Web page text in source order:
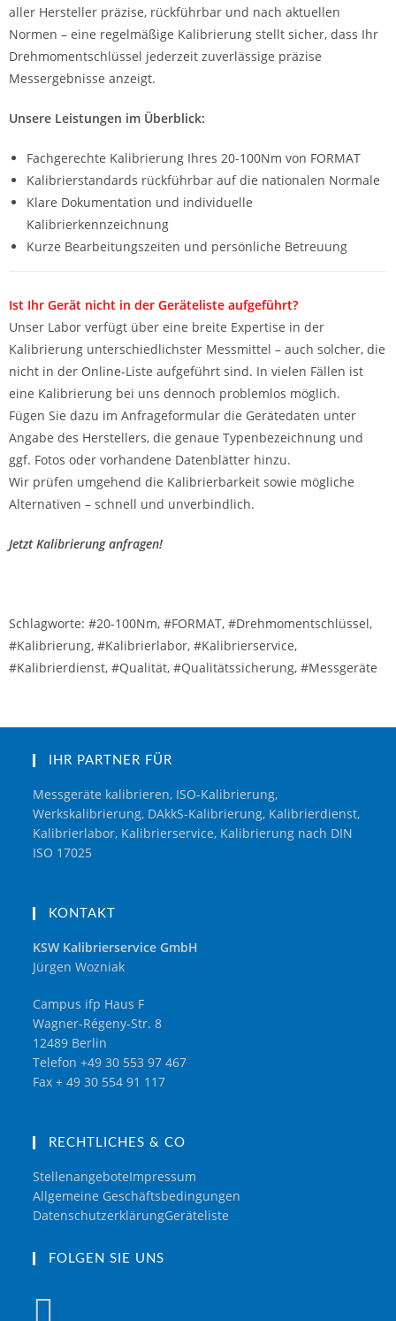
aller Hersteller präzise, rückführbar und nach aktuellen
Normen – eine regelmäßige Kalibrierung stellt sicher, dass Ihr
Drehmomentschlüssel jederzeit zuverlässige präzise
Messergebnisse anzeigt.
Unsere Leistungen im Überblick:
Fachgerechte Kalibrierung Ihres 20-100Nm von FORMAT
Kalibrierstandards rückführbar auf die nationalen Normale
Klare Dokumentation und individuelle
Kalibrierkennzeichnung
Kurze Bearbeitungszeiten und persönliche Betreuung
Ist Ihr Gerät nicht in der Geräteliste aufgeführt?
Unser Labor verfügt über eine breite Expertise in der
Kalibrierung unterschiedlichster Messmittel – auch solcher, die
nicht in der Online-Liste aufgeführt sind. In vielen Fällen ist
eine Kalibrierung bei uns dennoch problemlos möglich.
Fügen Sie dazu im Anfrageformular die Gerätedaten unter
Angabe des Herstellers, die genaue Typenbezeichnung und
ggf. Fotos oder vorhandene Datenblätter hinzu.
Wir prüfen umgehend die Kalibrierbarkeit sowie mögliche
Alternativen – schnell und unverbindlich.
Jetzt Kalibrierung anfragen!
Schlagworte: #20-100Nm, #FORMAT, #Drehmomentschlüssel,
#Kalibrierung, #Kalibrierlabor, #Kalibrierservice,
#Kalibrierdienst, #Qualität, #Qualitätssicherung, #Messgeräte
IHR PARTNER FÜR
Messgeräte kalibrieren, ISO-Kalibrierung,
Werkskalibrierung, DAkkS-Kalibrierung, Kalibrierdienst,
Kalibrierlabor, Kalibrierservice, Kalibrierung nach DIN
ISO 17025
KONTAKT
KSW Kalibrierservice GmbH
Jürgen Wozniak
Campus ifp Haus F
Wagner-Régeny-Str. 8
12489 Berlin
Telefon +49 30 553 97 467
Fax + 49 30 554 91 117
RECHTLICHES & CO
StellenangeboteImpressum
Allgemeine Geschäftsbedingungen
DatenschutzerklärungGeräteliste
FOLGEN SIE UNS